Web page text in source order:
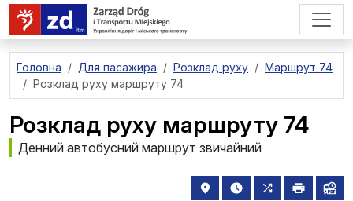
перейти до основного вмісту
Головна Для пасажира Розклад руху
Маршрут 74
Розклад руху маршруту 74
Розклад руху маршруту 74
Денний автобусний маршрут звичайний
розташування зупинки на
найближчі
всі